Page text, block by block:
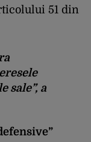
51 din
sale”, a